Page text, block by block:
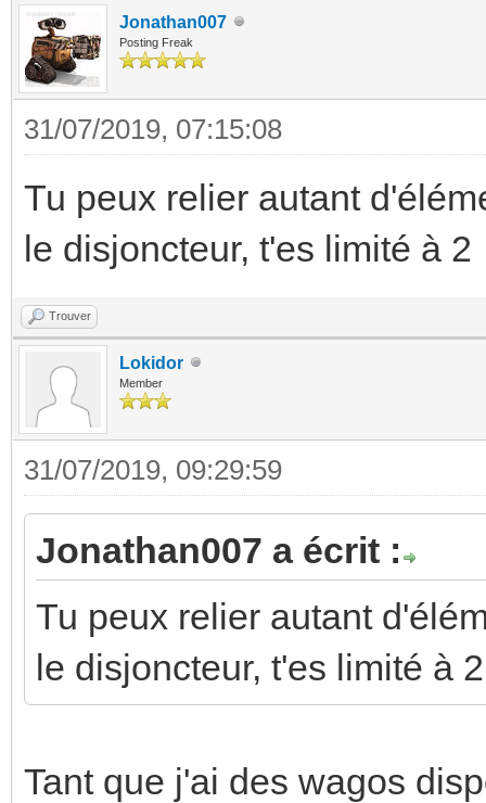
Jonathan007
Posting Freak
31/07/2019, 07:15:08
Tu peux relier autant
le disjoncteur, t'es limité à 2
Trouver
Lokidor
Member
31/07/2019, 09:29:59
Jonathan007 a écrit :
Tu peux relier autant
le disjoncteur, t'es limité à 2
Tant que j'ai des wagos